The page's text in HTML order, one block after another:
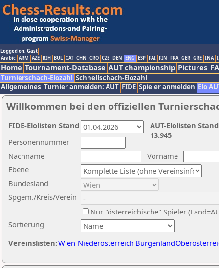
Logged on: Gast
Arabic ARM AZE BIH BUL CAT CHN CRO CZE DEN ENG ESP FAI FIN FRA GER GRE INA
Home Tournament-Database AUT championship Pictures
Turnierschach-Elozahl Schnellschach-Elozahl
Allgemeines Turnier anmelden: AUT FIDE Spieler anmelden Elo
Willkommen bei den offiziellen
Nachname
Vorname
Ebene
Sortierung
Personennummer
Bundesland
Spgem./Kreis/Verein
Nur "österreichische" Spieler
Vereinslisten:Wien Niederösterreich Burgenland
AUT-Elolisten
13.945
FIDE-Elolisten Stand